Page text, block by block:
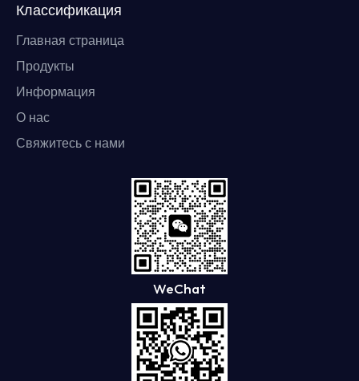
Классификация
Главная страница
Продукты
Информация
О нас
Свяжитесь с нами
WeChat